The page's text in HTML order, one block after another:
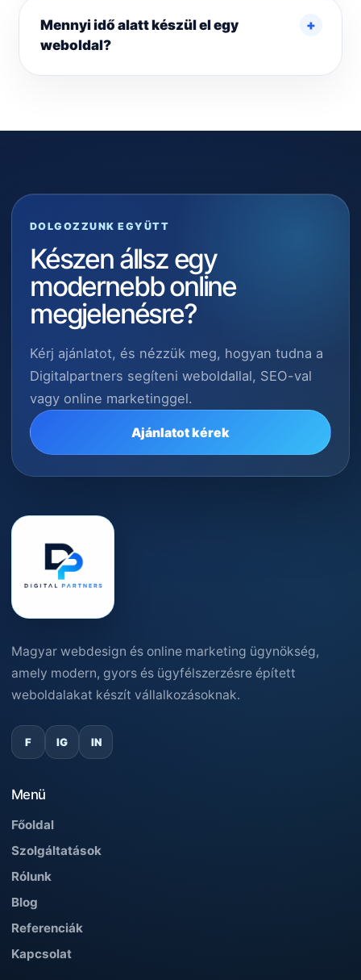
Mennyi idő alatt készül el egy
weboldal?
DOLGOZZUNK EGYÜTT
Készen állsz egy
modernebb online
megjelenésre?
Kérj ajánlatot, és nézzük meg, hogyan tudna a
Digitalpartners segíteni weboldallal, SEO-val
vagy online marketinggel.
Ajánlatot kérek
Magyar webdesign és online marketing ügynökség,
amely modern, gyors és ügyfélszerzésre épített
weboldalakat készít vállalkozásoknak.
F IG IN
Menü
Főoldal
Szolgáltatások
Rólunk
Blog
Referenciák
Kapcsolat